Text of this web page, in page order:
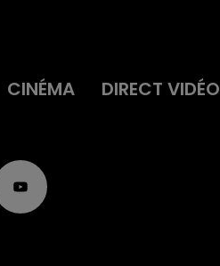
CINÉMA DIRECT VIDÉO